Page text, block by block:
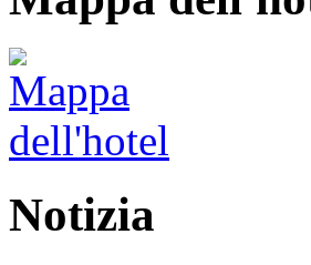
Notizia